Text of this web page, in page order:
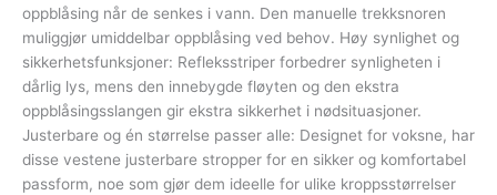
oppblåsing når de senkes i vann. Den manuelle trekksnoren
muliggjør umiddelbar oppblåsing ved behov. Høy synlighet og
sikkerhetsfunksjoner: Refleksstriper forbedrer synligheten i
dårlig lys, mens den innebygde fløyten og den ekstra
oppblåsingsslangen gir ekstra sikkerhet i nødsituasjoner.
Justerbare og én størrelse passer alle: Designet for voksne, har
disse vestene justerbare stropper for en sikker og komfortabel
passform, noe som gjør dem ideelle for ulike kroppsstørrelser